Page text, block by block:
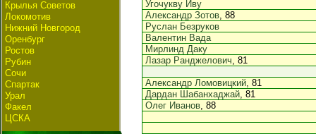
Крылья Советов
Локомотив
Нижний Новгород
Оренбург
Ростов
Рубин
Сочи
Спартак
Урал
Факел
ЦСКА
Угочукву Иву
Александр Зотов, 88
Руслан Безруков
Валентин Вада
Мирлинд Даку
Лазар Ранджелович, 81
Александр Ломовицкий, 81
Дардан Шабанхаджай, 81
Олег Иванов, 88